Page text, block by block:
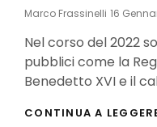
Marco Frassinelli Posted
16
Nel corso del 2022
pubblici come la
Benedetto XVI e il
CONTINUA A